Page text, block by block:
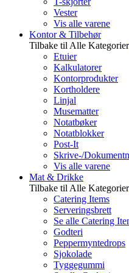
Vester
Vis alle varene
Kontor & Tilbehør
Tilbake til Alle Kategorier
Etuier
Kalkulatorer
Kontorprodukter
Kortholdere
Linjal
Musematter
Notatbøker
Notatblokker
Post-It
Skrive-/
Vis alle varene
Mat & Drikke
Tilbake til Alle Kategorier
Catering Items
Serveringsbrett
Se alle Catering
Godteri
Peppermyntedrops
Sjokolade
Tyggegummi